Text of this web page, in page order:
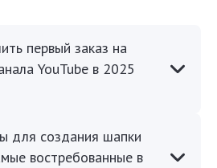
первый заказ на
YouTube в 2025
для создания шапки
востребованные в